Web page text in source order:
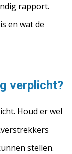
rapport.
en wat de
verplicht?
Houd er wel
stellen.